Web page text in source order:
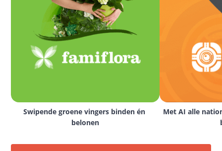
Swipende groene vingers binden én
belonen
Met AI alle